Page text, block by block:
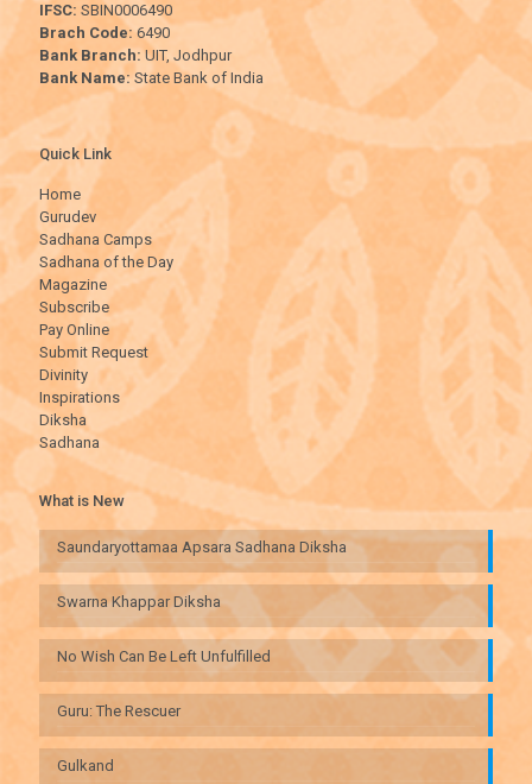
IFSC: SBIN0006490
Brach Code:6490
Bank Branch: UIT, Jodhpur
Bank Name:State Bank of India
Quick Link
Home
Gurudev
Sadhana Camps
Sadhana of the Day
Magazine
Subscribe
Pay Online
Submit Request
Divinity
Inspirations
Diksha
Sadhana
What is New
Saundaryottamaa Apsara Sadhana Diksha
Swarna Khappar Diksha
No Wish Can Be Left Unfulfilled
Guru: The Rescuer
Gulkand